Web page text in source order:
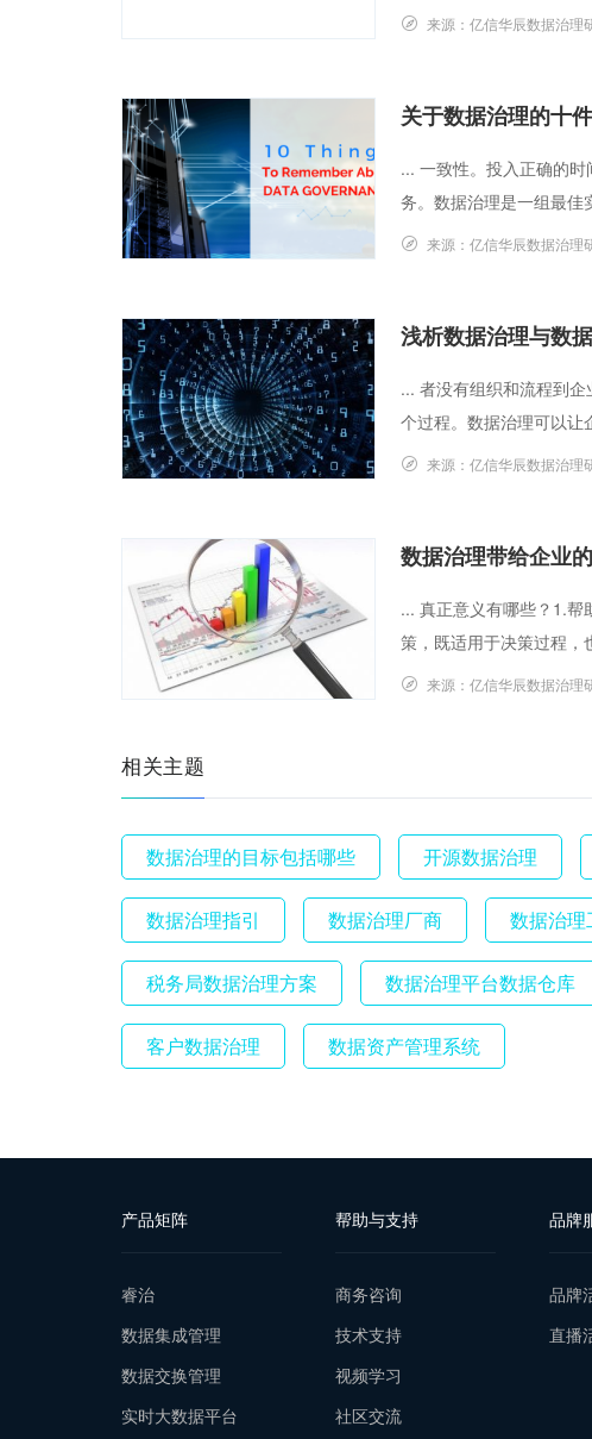
来源： 亿信华辰数据治理
关于数据治理的十
... 一致性。投入正确的
务。数据治理是一组最佳
来源： 亿信华辰数据治理
浅析数据治理与数
... 者没有组织和流程到
个过程。数据治理可以让
来源： 亿信华辰数据治理
数据治理带给企业
... 真正意义有哪些？1.
策，既适用于决策过程，
来源： 亿信华辰数据治理
相关主题
数据治理的目标包括哪些 开源数据治理
数据治理指引 数据治理厂商 数据治理
税务局数据治理方案 数据治理平台数据仓库
客户数据治理 数据资产管理系统
产品矩阵
睿治
数据集成管理
数据交换管理
实时大数据平台
帮助与支持
商务咨询
技术支持
视频学习
社区交流
品牌
品牌
直播